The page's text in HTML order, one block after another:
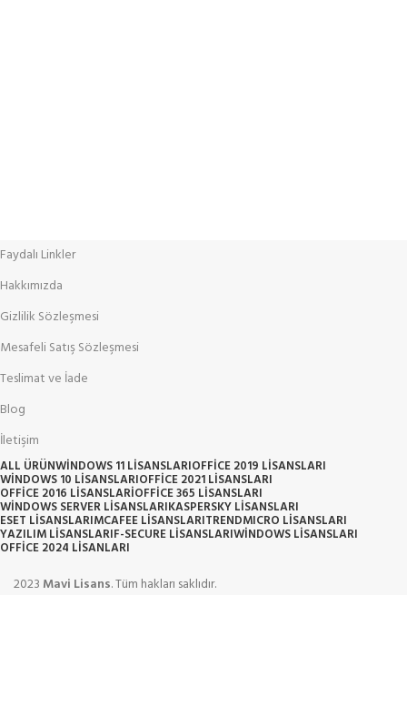
Faydalı Linkler
Hakkımızda
Gizlilik Sözleşmesi
Mesafeli Satış Sözleşmesi
Teslimat ve İade
Blog
İletişim
ALL ÜRÜNWINDOWS 11 LISANSLARIOFFICE 2019 LISANSLARI
WINDOWS 10 LISANSLARIOFFICE 2021 LISANSLARI
OFFICE 2016 LISANSLARIOFFICE 365 LISANSLARI
WINDOWS SERVER LISANSLARIKASPERSKY LISANSLARI
ESET LISANSLARIMCAFEE LISANSLARITRENDMICRO LISANSLARI
YAZILIM LISANSLARIF-SECURE LISANSLARIWINDOWS LISANSLARI
OFFICE 2024 LISANLARI
2023 Mavi Lisans. Tüm hakları saklıdır.